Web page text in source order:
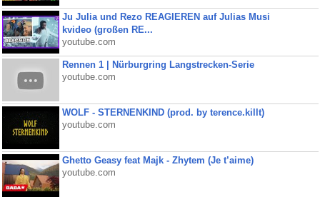
Ju Julia und Rezo REAGIEREN auf Julias Musi
kvideo (großen RE...
youtube.com
Rennen 1 | Nürburgring Langstrecken-Serie
youtube.com
WOLF - STERNENKIND (prod. by terence.killt)
youtube.com
Ghetto Geasy feat Majk - Zhytem (Je t’aime)
youtube.com